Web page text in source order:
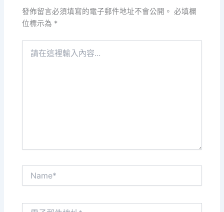
發佈留言必須填寫的電子郵件地址不會公開。 必填欄
位標示為 *